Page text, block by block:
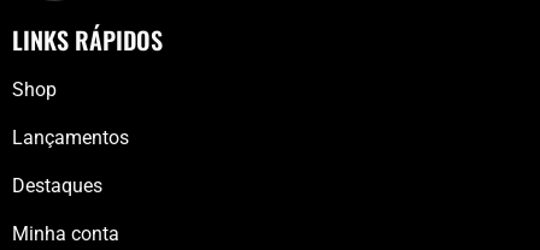
LINKS RÁPIDOS
Shop
Lançamentos
Destaques
Minha conta